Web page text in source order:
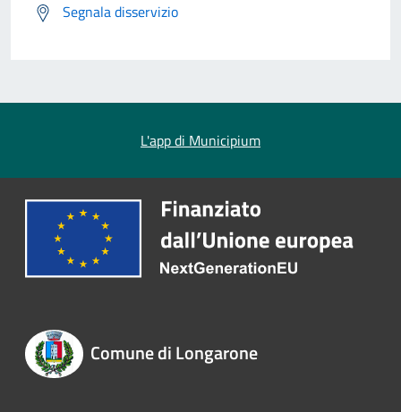
Segnala disservizio
L'app di Municipium
Comune di Longarone